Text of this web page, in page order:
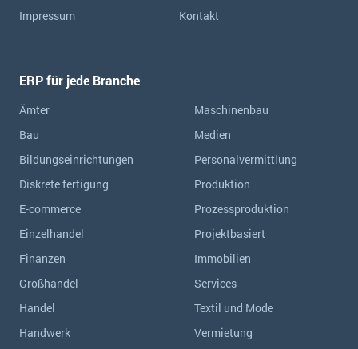
Impressum
Kontakt
ERP für jede Branche
Ämter
Bau
Bildungseinrichtungen
Diskrete fertigung
E-commerce
Einzelhandel
Finanzen
Großhandel
Handel
Handwerk
Maschinenbau
Medien
Personalvermittlung
Produktion
Prozessproduktion
Projektbasiert
Immobilien
Services
Textil und Mode
Vermietung